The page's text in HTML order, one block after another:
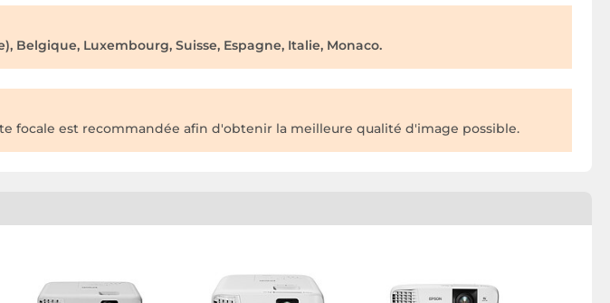
Belgique, Luxembourg, Suisse, Espagne, Italie, Monaco.
focale est recommandée afin d'obtenir la meilleure qualité d'image possible.